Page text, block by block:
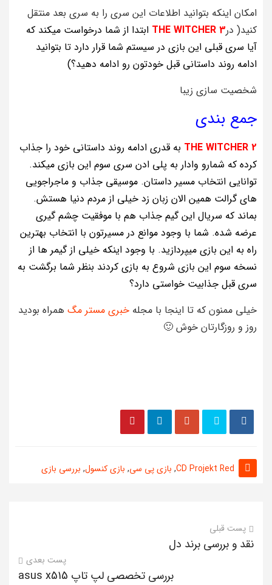
امکان اینکه بتوانید اطلاعات این سری را به سری بعد منتقل
کنید( در
THE WITCHER 3
ابتدا از شما درخواست میکند که
آیا سری قبلی این بازی در سیستم شما قرار دارد تا بتوانید
ادامه روند داستانی قبل خودتون رو ادامه دهید؟)
شخصیت سازی زیبا
جمع بندی
THE WITCHER 2
به قدری ادامه روند داستانی خود را جذاب
کرده که شمارو وادار به پلی ادن سری سوم این بازی میکند.
توانایی انتخاب مسیر داستان. موسیقی جذاب و ماجراجویی
های گرالت همین الان زبان زد خیلی از مردم دنیا هستش.
بماند که سریال این گیم جذاب هم با موفقیت چشم گیری
عرضه شده. شما با وجود موانع در مسیرتون با انتخاب بهترین
راه به این بازی میپردازید. با وجود اینکه خیلی از گیمر ها از
نسخه سوم این بازی شروع به بازی کردند بنظر شما برگشت به
سری قبل جذابیت خواستی دارد؟
خیلی ممنون که تا اینجا با مجله خبری مستر مگ همراه بودید
روز و روزگارتان خوش 🙂
CD Projekt Red
, بازی پی سی, بازی کنسول, بررسی بازی
پست قبلی
نقد و بررسی برند دل
پست بعدی
بررسی تخصصی لپ تاپ asus x515